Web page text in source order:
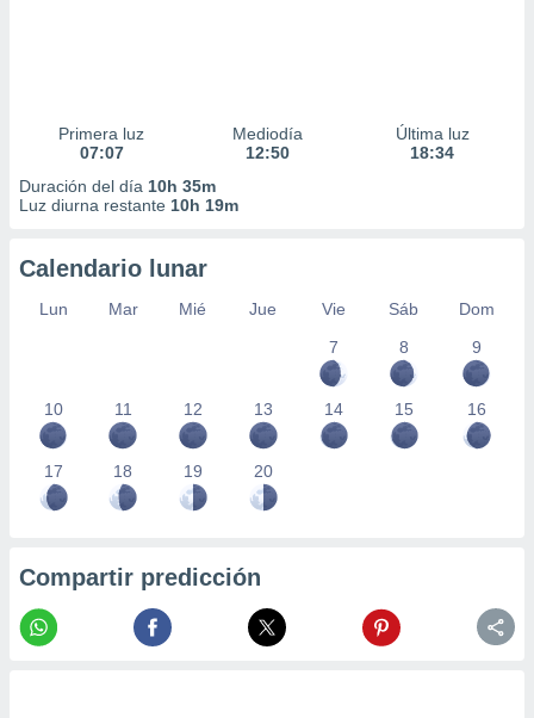
Primera luz
07:07
Mediodía
12:50
Última luz
18:34
Duración del día 10h 35m
Luz diurna restante 10h 19m
Calendario lunar
Lun Mar Mié Jue Vie Sáb
Dom
7
8 9
10 11 12 13 14 15 16
17 18 19 20
Compartir predicción